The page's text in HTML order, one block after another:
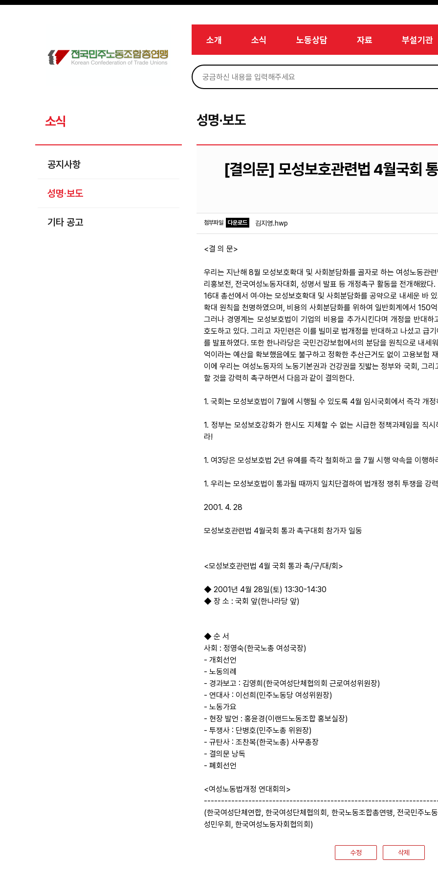
메뉴 건너뛰기
소개 소식 노동상담 자료 부설기관
소식
공지사항
성명·보도
기타 공고
성명·보도
[결의문] 모성보호관련법 4월국회
첨부파일 다운로드 김지영.hwp
<결 의 문>
우리는 지난해 8월 모성보호확대 및 사회분담화를 골자로 하는 여성노동관
리홍보전, 전국여성노동자대회, 성명서 발표 등 개정촉구 활동을 전개해왔다.
16대 총선에서 여·야는 모성보호확대 및 사회분담화를 공약으로 내세운 바
확대 원칙을 천명하였으며, 비용의 사회분담화를 위하여 일반회계에서 150
그러나 경영계는 모성보호법이 기업의 비용을 추가시킨다며 개정을 반대
호도하고 있다. 그리고 자민련은 이를 빌미로 법개정을 반대하고 나섰고 급
를 발표하였다. 또한 한나라당은 국민건강보험에서의 분담을 원칙으로 내
억이라는 예산을 확보했음에도 불구하고 정확한 추산근거도 없이 고용보험
이에 우리는 여성노동자의 노동기본권과 건강권을 짓밟는 정부와 국회, 그
할 것을 강력히 촉구하면서 다음과 같이 결의한다.
1. 국회는 모성보호법이 7월에 시행될 수 있도록 4월 임시국회에서 즉각 개정
1. 정부는 모성보호강화가 한시도 지체할 수 없는 시급한 정책과제임을 직
라!
1. 여3당은 모성보호법 2년 유예를 즉각 철회하고 올 7월 시행 약속을 이행하
1. 우리는 모성보호법이 통과될 때까지 일치단결하여 법개정 쟁취 투쟁을 강
2001. 4. 28
모성보호관련법 4월국회 통과 촉구대회 참가자 일동
<모성보호관련법 4월 국회 통과 촉/구/대/회>
◆ 2001년 4월 28일(토) 13:30-14:30
◆ 장 소 : 국회 앞(한나라당 앞)
◆ 순 서
사회 : 정영숙(한국노총 여성국장)
- 개회선언
- 노동의례
- 경과보고 : 김영희(한국여성단체협의회 근로여성위원장)
- 연대사 : 이선희(민주노동당 여성위원장)
- 노동가요
- 현장 발언 : 홍윤경(이랜드노동조합 홍보실장)
- 투쟁사 : 단병호(민주노총 위원장)
- 규탄사 : 조찬복(한국노총) 사무총장
- 결의문 낭독
- 폐회선언
<여성노동법개정 연대회의>
(한국여성단체연합, 한국여성단체협의회, 한국노동조합총연맹, 전국민주노
성민우회, 한국여성노동자회협의회)
수정 삭제
Sketchbook5, 스케치북5